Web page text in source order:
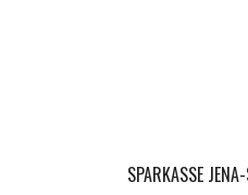
SPARKASSE